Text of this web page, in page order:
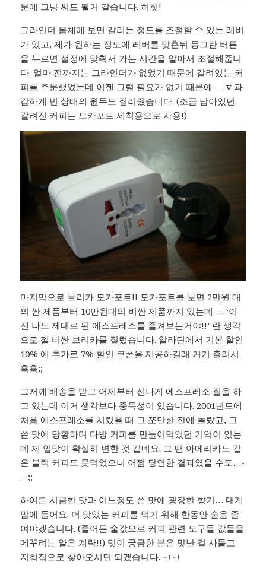
문에 그냥 써도 될거 같습니다. 히힛!
그라인더 몸체에 보면 갈리는 정도를 조절할 수 있는 레버
가 있고, 제가 원하는 정도에 레버를 맞춘뒤 동그란 버튼
을 누르면 설정에 맞춰서 가는 시간을 알아서 조절해줍니
다. 얼마 전까지는 그라인더가 없었기 때문에 갈려있는 커
피를 주문했었는데 이젠 그럴 필요가 없기 때문에 -_-v 과
감하게 빈 상태의 원두도 질러줬습니다. (조금 남아있던
갈려진 커피는 모카포트 세척용으로 사용!)
마지막으로 브리카 모카포트!! 모카포트를 보면 2만원 대
의 싼 제품부터 10만원대의 비싼 제품까지 있는데 … ‘이
젠 나도 제대로 된 에스프레소를 즐겨보는거야!!’ 란 생각
으로 젤 비싼 브리카를 질렀습니다. 알라딘에서 기본 할인
10% 에 추가로 7% 할인 쿠폰을 제공하길래 거기 홀려서
흑흑;;
그저께 배송을 받고 어제부터 신나게 에스프레소 질을 하
고 있는데 이거 생각보다 중독성이 있습니다. 2001년도에
처음 에스프레소를 시켰을 때 그 쪼만한 잔에 놀랐고, 그
쓴 맛에 당황하며 다방 커피를 만들어먹었던 기억이 있는
데 제 입맛이 확실히 변한 것 같네요. 그 땐 아메리카노 같
은 블랙 커피도 못먹었으니 어쩜 당연한 결과였을 수도…-
_-;;
하여튼 시큼한 맛과 어느정도 쓴 맛에 굉장한 향기… 대게
맘에 들어요. 더 맛있는 커피를 먹기 위해 한동안 술을 줄
여야겠습니다. (줄어든 술값으로 커피 관련 도구들 값들을
메꾸려는 얕은 계략!!) 맛이 궁금한 분은 맛난 걸 사들고
저희집으로 찾아오시면 되겠습니다. ㅋㅋ